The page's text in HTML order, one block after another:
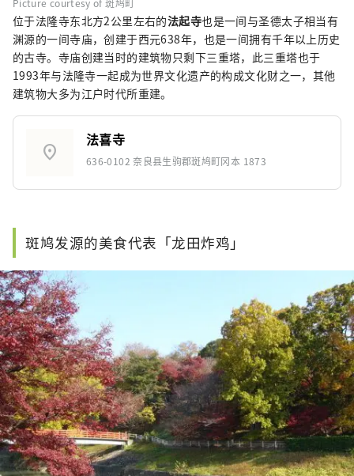
Picture courtesy of 斑鸠町
位于法隆寺东北方2公里左右的法起寺也是一间与圣德太子相当有
渊源的一间寺庙，创建于西元638年，也是一间拥有千年以上历史
的古寺。寺庙创建当时的建筑物只剩下三重塔，此三重塔也于
1993年与法隆寺一起成为世界文化遗产的构成文化财之一，其他
建筑物大多为江户时代所重建。
location_on
法喜寺
636-0102 奈良县生驹郡斑鸠町冈本 1873
斑鸠发源的美食代表「龙田炸鸡」